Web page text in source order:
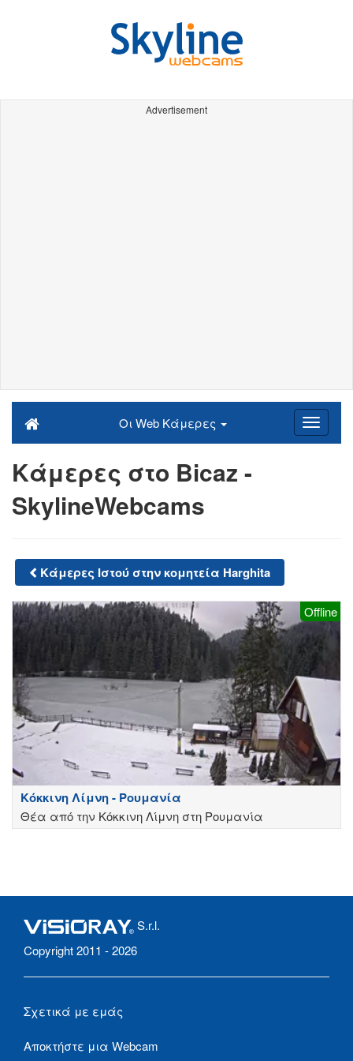
Advertisement
Οι Web Κάμερες
Κάμερες στο Bicaz -
SkylineWebcams
Κάμερες Ιστού στην κομητεία Harghita
Offline
Κόκκινη Λίμνη - Ρουμανία
Θέα από την Κόκκινη Λίμνη στη Ρουμανία
S.r.l.
Copyright 2011 - 2026
Σχετικά με εμάς
Αποκτήστε μια Webcam